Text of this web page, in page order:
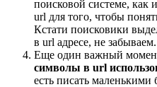
поисковой системе, как
url для того, чтобы
Кстати поисковики
в url адресе, не забываем.
Еще один важный
символы в url
есть писать маленькими